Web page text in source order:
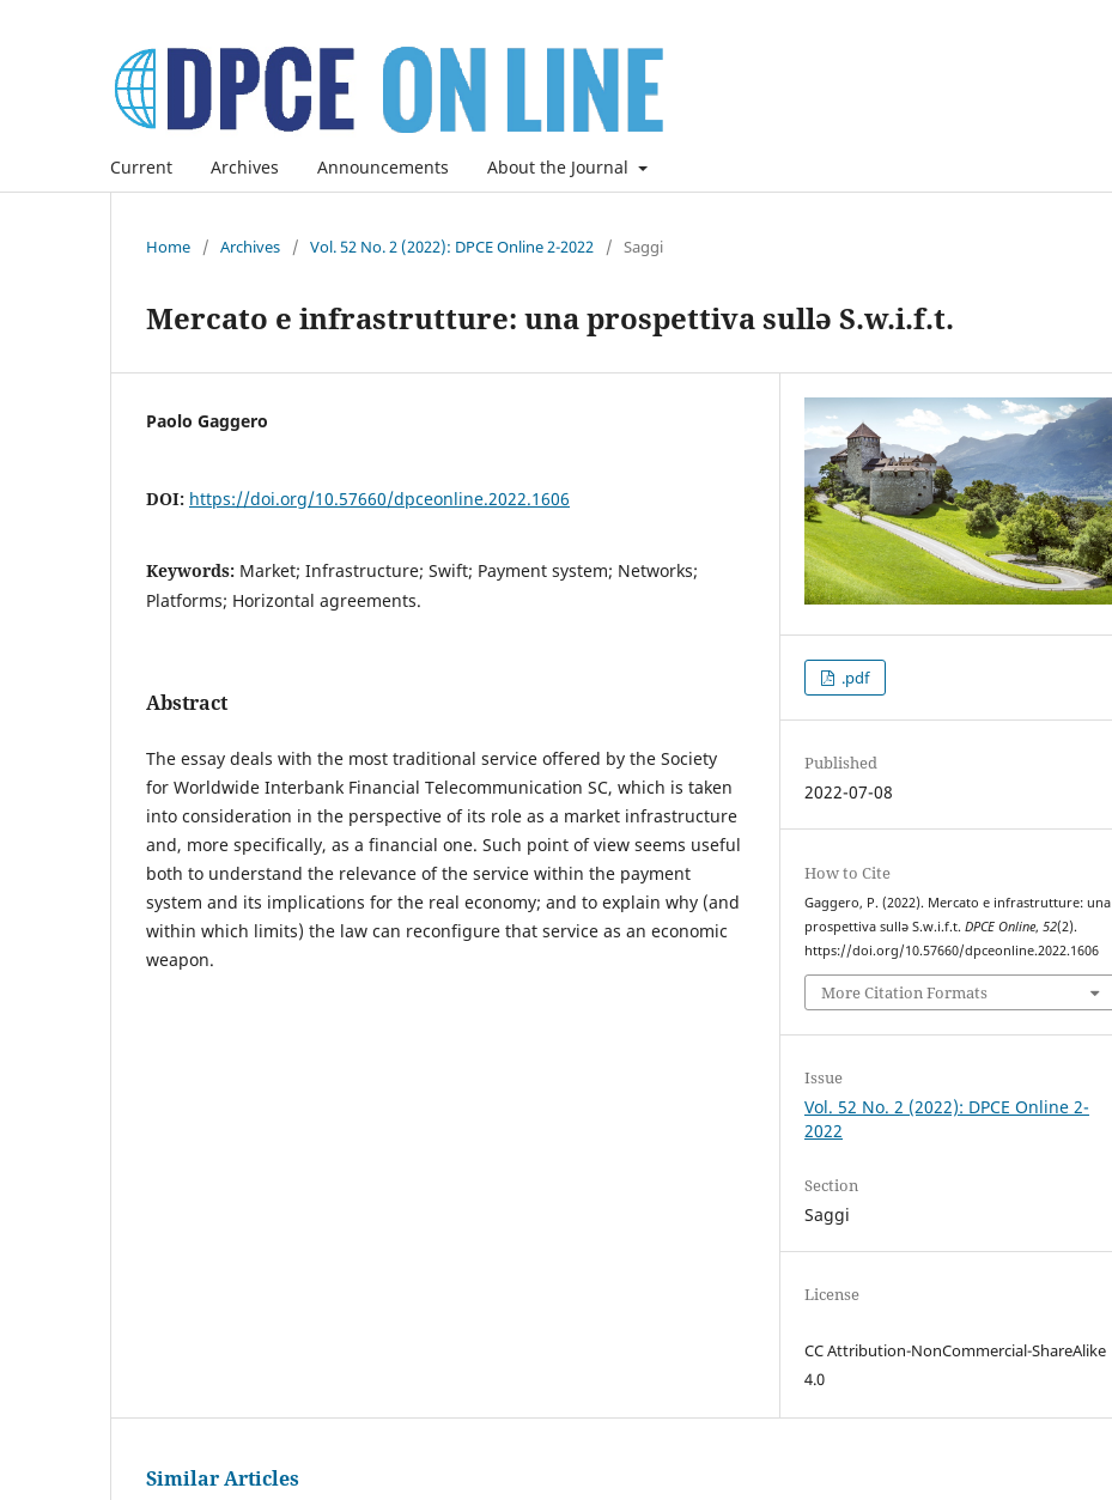
Current Archives Announcements About the Journal
Home / Archives / Vol. 52 No. 2 (2022): DPCE Online 2-2022 / Saggi
Mercato e infrastrutture: una prospettiva sullə S.w.i.f.t.
Paolo Gaggero
DOI: https://doi.org/10.57660/dpceonline.2022.1606
Keywords: Market; Infrastructure; Swift; Payment system; Networks;
Platforms; Horizontal agreements.
Abstract
The essay deals with the most traditional service offered by the Society
for Worldwide Interbank Financial Telecommunication SC, which is taken
into consideration in the perspective of its role as a market infrastructure
and, more specifically, as a financial one. Such point of view seems useful
both to understand the relevance of the service within the payment
system and its implications for the real economy; and to explain why (and
within which limits) the law can reconfigure that service as an economic
weapon.
.pdf
Published
2022-07-08
How to Cite
Gaggero, P. (2022). Mercato e infrastrutture: una
prospettiva sullə S.w.i.f.t.DPCE Online,52(2).
https://doi.org/10.57660/dpceonline.2022.1606
More Citation Formats
Issue
Vol. 52 No. 2 (2022): DPCE Online 2-
2022
Section
Saggi
License
CC Attribution-NonCommercial-ShareAlike
4.0
Similar Articles